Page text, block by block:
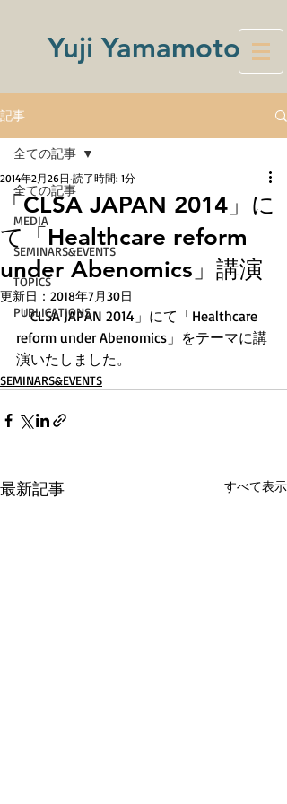
Yuji Yamamoto
記事
全ての記事
MEDIA
SEMINARS&EVENTS
TOPICS
PUBLICATIONS
全ての記事
「CLSA JAPAN 2014」に
て「Healthcare reform
under Abenomics」講演
2014年2月26日 読了時間: 1分
更新日： 2018年7月30日
「CLSA JAPAN 2014」にて「Healthcare
reform under Abenomics」をテーマに講
演いたしました。
SEMINARS&EVENTS
最新記事 すべて表示